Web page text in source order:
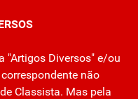
"Artigos Diversos" e/ou
não
Classista. Mas pela